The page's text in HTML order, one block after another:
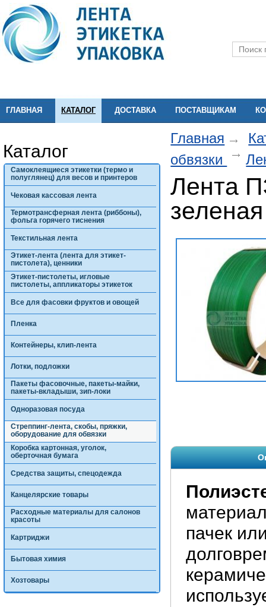
ГЛАВНАЯ КАТАЛОГ ДОСТАВКА ПОСТАВЩИКАМ
Каталог
Самоклеящиеся этикетки (термо и
полуглянец) для весов и принтеров
Чековая кассовая лента
Термотрансферная лента (риббоны),
фольга горячего тиснения
Текстильная лента
Этикет-лента (лента для этикет-
пистолета), ценники
Этикет-пистолеты, игловые
пистолеты, аппликаторы этикеток
Все для фасовки фруктов и овощей
Пленка
Контейнеры, клип-лента
Лотки, подложки
Пакеты фасовочные, пакеты-майки,
пакеты-вкладыши, зип-локи
Одноразовая посуда
Стреппинг-лента, скобы, пряжки,
оборудование для обвязки
Коробка картонная, уголок,
оберточная бумага
Средства защиты, спецодежда
Канцелярские товары
Расходные материалы для салонов
красоты
Картриджи
Бытовая химия
Хозтовары
Главная
обвязки
Лента
зеленая
пачек